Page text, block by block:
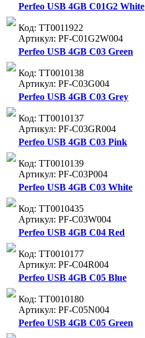
Perfeo USB 4GB C01G2 White
Код: ТТ0011922
Артикул: PF-C01G2W004
Perfeo USB 4GB C03 Green
Код: ТТ0010138
Артикул: PF-C03G004
Perfeo USB 4GB C03 Grey
Код: ТТ0010137
Артикул: PF-C03GR004
Perfeo USB 4GB C03 Pink
Код: ТТ0010139
Артикул: PF-C03P004
Perfeo USB 4GB C03 White
Код: ТТ0010435
Артикул: PF-C03W004
Perfeo USB 4GB C04 Red
Код: ТТ0010177
Артикул: PF-C04R004
Perfeo USB 4GB C05 Blue
Код: ТТ0010180
Артикул: PF-C05N004
Perfeo USB 4GB C05 Green